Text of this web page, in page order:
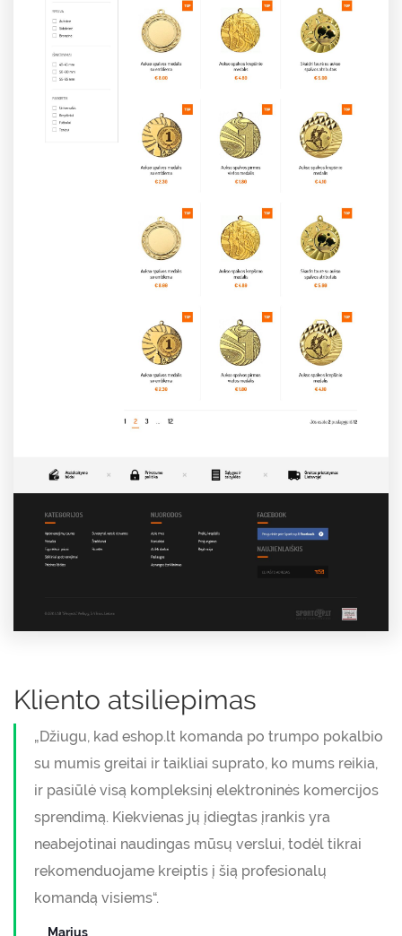
Kliento atsiliepimas
„Džiugu, kad eshop.lt komanda po trumpo pokalbio
su mumis greitai ir taikliai suprato, ko mums reikia,
ir pasiūlė visą kompleksinį elektroninės komercijos
sprendimą. Kiekvienas jų įdiegtas įrankis yra
neabejotinai naudingas mūsų verslui, todėl tikrai
rekomenduojame kreiptis į šią profesionalų
komandą visiems“.
Marius